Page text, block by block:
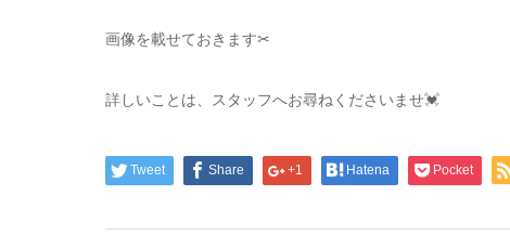
画像を載せておきます✂︎
詳しいことは、スタッフへお尋ねくださいませ💓
Tweet Share +1 Hatena Pocket